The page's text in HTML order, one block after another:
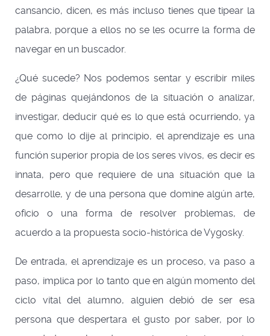
cansancio, dicen, es más incluso tienes que tipear la
palabra, porque a ellos no se les ocurre la forma de
navegar en un buscador.
¿Qué sucede? Nos podemos sentar y escribir miles
de páginas quejándonos de la situación o analizar,
investigar, deducir qué es lo que está ocurriendo, ya
que como lo dije al principio, el aprendizaje es una
función superior propia de los seres vivos, es decir es
innata, pero que requiere de una situación que la
desarrolle, y de una persona que domine algún arte,
oficio o una forma de resolver problemas, de
acuerdo a la propuesta socio-histórica de Vygosky.
De entrada, el aprendizaje es un proceso, va paso a
paso, implica por lo tanto que en algún momento del
ciclo vital del alumno, alguien debió de ser esa
persona que despertara el gusto por saber, por lo